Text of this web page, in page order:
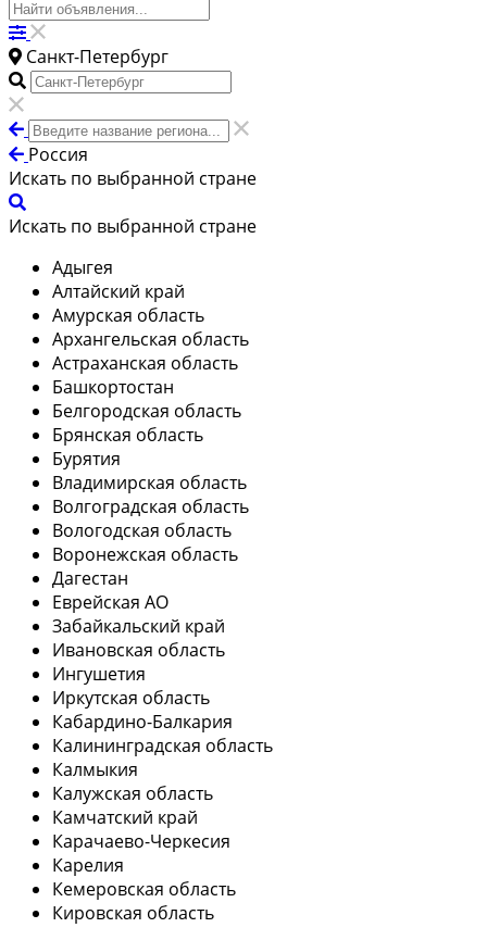
Санкт-Петербург
Россия
Искать по выбранной стране
Искать по выбранной стране
Адыгея
Алтайский край
Амурская область
Архангельская область
Астраханская область
Башкортостан
Белгородская область
Брянская область
Бурятия
Владимирская область
Волгоградская область
Вологодская область
Воронежская область
Дагестан
Еврейская АО
Забайкальский край
Ивановская область
Ингушетия
Иркутская область
Кабардино-Балкария
Калининградская область
Калмыкия
Калужская область
Камчатский край
Карачаево-Черкесия
Карелия
Кемеровская область
Кировская область